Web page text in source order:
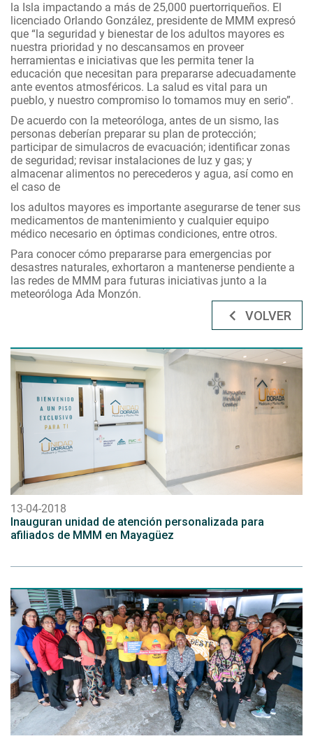
la Isla impactando a más de 25,000 puertorriqueños. El
licenciado Orlando González, presidente de MMM expresó
que “la seguridad y bienestar de los adultos mayores es
nuestra prioridad y no descansamos en proveer
herramientas e iniciativas que les permita tener la
educación que necesitan para prepararse adecuadamente
ante eventos atmosféricos. La salud es vital para un
pueblo, y nuestro compromiso lo tomamos muy en serio”.
De acuerdo con la meteoróloga, antes de un sismo, las
personas deberían preparar su plan de protección;
participar de simulacros de evacuación; identificar zonas
de seguridad; revisar instalaciones de luz y gas; y
almacenar alimentos no perecederos y agua, así como en
el caso de
los adultos mayores es importante asegurarse de tener sus
medicamentos de mantenimiento y cualquier equipo
médico necesario en óptimas condiciones, entre otros.
Para conocer cómo prepararse para emergencias por
desastres naturales, exhortaron a mantenerse pendiente a
las redes de MMM para futuras iniciativas junto a la
meteoróloga Ada Monzón.
VOLVER
13-04-2018
Inauguran unidad de atención personalizada para
afiliados de MMM en Mayagüez